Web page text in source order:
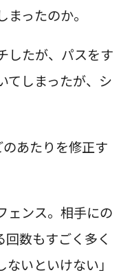
ったのか。
したが、パスをす
てしまったが、シ
あたりを修正す
ェンス。相手にの
回数もすごく多く
いといけない」